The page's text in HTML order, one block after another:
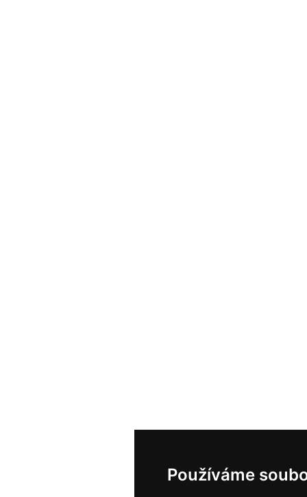
Používáme